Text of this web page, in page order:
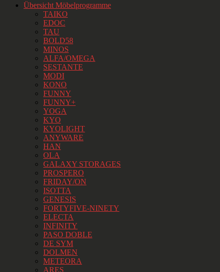
Übersicht Möbelprogramme
TAIKO
EDOC
TAU
BOLD58
MINOS
ALFA/OMEGA
SESTANTE
MODI
KONO
FUNNY
FUNNY+
YOGA
KYO
KYOLIGHT
ANYWARE
HAN
OLA
GALAXY STORAGES
PROSPERO
FRIDAY/ON
ISOTTA
GENESIS
FORTYFIVE-NINETY
ELECTA
INFINITY
PASO DOBLE
DE SYM
DOLMEN
METEORA
ARES